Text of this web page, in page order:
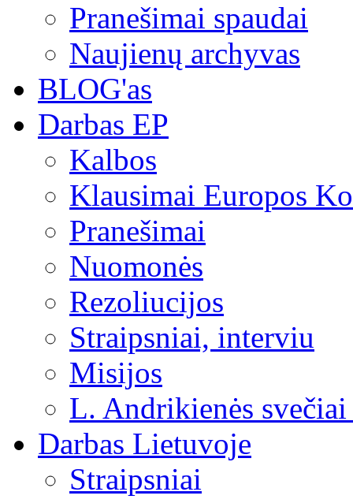
Pranešimai spaudai
Naujienų archyvas
BLOG'as
Darbas EP
Kalbos
Klausimai Europos
Pranešimai
Nuomonės
Rezoliucijos
Straipsniai, interviu
Misijos
L. Andrikienės
Darbas Lietuvoje
Straipsniai